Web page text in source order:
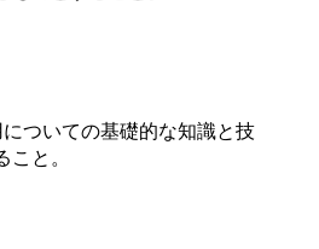
ついての基礎的な知識と技
と。